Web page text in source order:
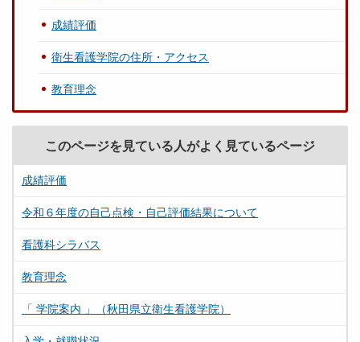
成績評価
衛生看護学院の住所・アクセス
教育理念
このページを見ている人がよく見ているページ
成績評価
令和６年度の自己点検・自己評価結果について
看護科シラバス
教育理念
「 学院案内 」（秋田県立衛生看護学院）